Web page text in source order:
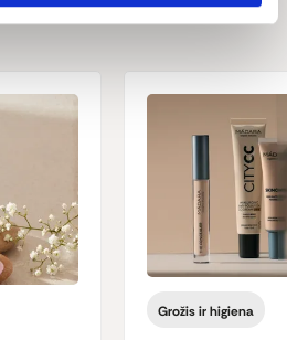
„ECOCERT Greenlife“ pagal
informacijos:
sąrašas kartais gali keistis ir
informaciją visada rasite ant
Grožis ir higiena